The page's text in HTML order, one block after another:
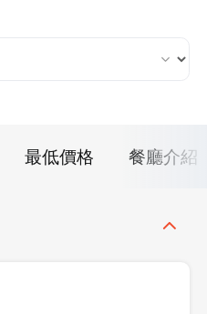
最低價格 餐廳介紹